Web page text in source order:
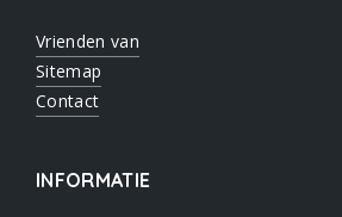
Vrienden van
Sitemap
Contact
INFORMATIE